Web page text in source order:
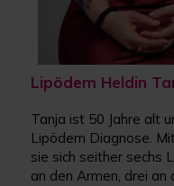
Lipödem Heldin
Tanja ist 50 Jahre alt
Lipödem Diagnose.
sie sich seither sechs
an den Armen, drei an